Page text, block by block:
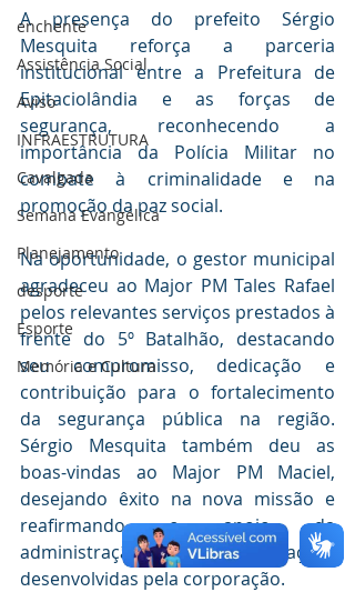
enchente
Assistência Social
Aviso
INFRAESTRUTURA
Cavalgada
Semana Evangélica
Planejamento
desporte
Esporte
Memória e Cultura
A presença do prefeito Sérgio
Mesquita reforça a parceria
institucional entre a Prefeitura de
Epitaciolândia e as forças de
segurança, reconhecendo a
importância da Polícia Militar no
combate à criminalidade e na
promoção da paz social.
Na oportunidade, o gestor municipal
agradeceu ao Major PM Tales Rafael
pelos relevantes serviços prestados à
frente do 5º Batalhão, destacando
seu compromisso, dedicação e
contribuição para o fortalecimento
da segurança pública na região.
Sérgio Mesquita também deu as
boas-vindas ao Major PM Maciel,
desejando êxito na nova missão e
reafirmando o apoio da
administração municipal às ações
desenvolvidas pela corporação.